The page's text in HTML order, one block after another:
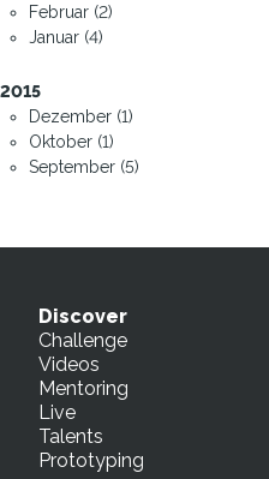
Februar (2)
Januar (4)
2015
Dezember (1)
Oktober (1)
September (5)
Discover
Challenge
Videos
Mentoring
Live
Talents
Prototyping